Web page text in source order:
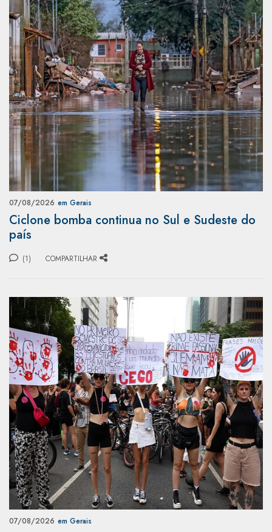
07/08/2026 em Gerais
Ciclone bomba continua no Sul e Sudeste do
país
(1) COMPARTILHAR
07/08/2026 em Gerais